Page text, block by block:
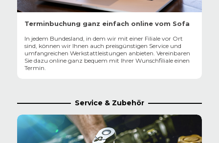
Terminbuchung ganz einfach online vom Sofa
In jedem Bundesland, in dem wir mit einer Filiale vor Ort
sind, können wir Ihnen auch preisgünstigen Service und
umfangreichen Werkstattleistungen anbieten. Vereinbaren
Sie dazu online ganz bequem mit Ihrer Wunschfiliale einen
Termin.
Service & Zubehör